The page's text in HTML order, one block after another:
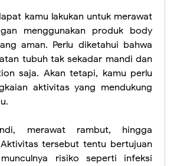
kamu lakukan untuk merawat
menggunakan produk body
aman. Perlu diketahui bahwa
tubuh tak sekadar mandi dan
saja. Akan tetapi, kamu perlu
aktivitas yang mendukung
merawat rambut, hingga
tersebut tentu bertujuan
risiko seperti infeksi